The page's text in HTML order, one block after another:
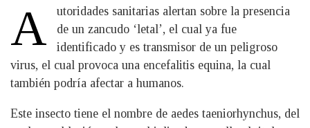
A
utoridades sanitarias alertan sobre la presencia
de un zancudo ‘letal’, el cual ya fue
identificado y es transmisor de un peligroso
virus, el cual provoca una encefalitis equina, la cual
también podría afectar a humanos.
Este insecto tiene el nombre de aedes taeniorhynchus, del